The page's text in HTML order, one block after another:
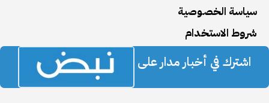
سياسة الخصوصية
شروط الاستخدام
اشترك في أخبار مدار على